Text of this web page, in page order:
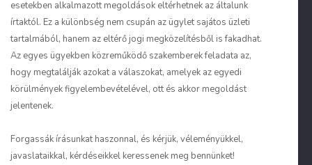
esetekben alkalmazott megoldások eltérhetnek az általunk
írtaktól. Ez a különbség nem csupán az ügylet sajátos üzleti
tartalmából, hanem az eltérő jogi megközelítésből is fakadhat.
Az egyes ügyekben közreműködő szakemberek feladata az,
hogy megtalálják azokat a válaszokat, amelyek az egyedi
körülmények figyelembevételével, ott és akkor megoldást
jelentenek.
Forgassák írásunkat haszonnal, és kérjük, véleményükkel,
javaslataikkal, kérdéseikkel keressenek meg bennünket!